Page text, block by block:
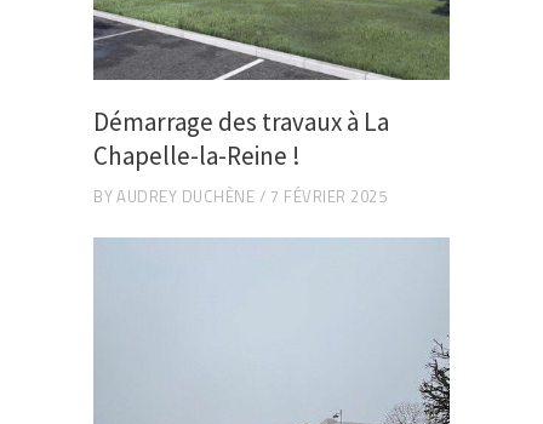
Démarrage des travaux à La
Chapelle-la-Reine !
BYAUDREY DUCHÈNE 7 FÉVRIER 2025